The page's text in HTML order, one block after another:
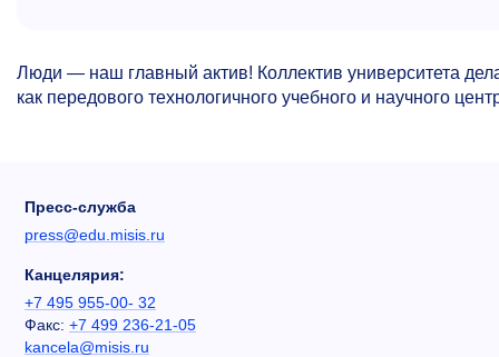
Люди — наш главный актив! Коллектив университета
как передового технологичного учебного и научного
Пресс-служба
press@edu.misis.ru
Канцелярия:
+7 495 955-00- 32
Факс: +7 499 236-21-05
kancela@misis.ru